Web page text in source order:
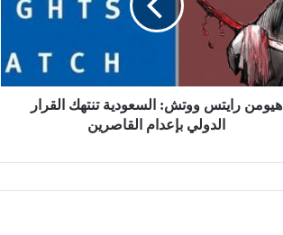
هيومن رايتس ووتش: السعودية تنتهك القرار
الدولي بإعدام القاصرين